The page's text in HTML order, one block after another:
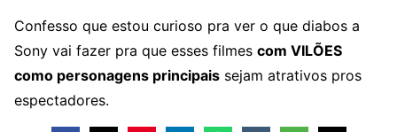
Confesso que estou curioso pra ver o que diabos a
Sony vai fazer pra que esses filmes com VILÕES
como personagens principais sejam atrativos pros
espectadores.